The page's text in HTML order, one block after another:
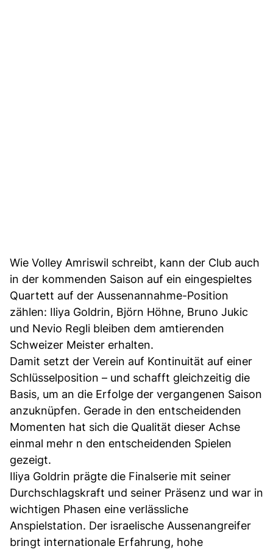
Wie Volley Amriswil schreibt, kann der Club auch
in der kommenden Saison auf ein eingespieltes
Quartett auf der Aussenannahme-Position
zählen: Iliya Goldrin, Björn Höhne, Bruno Jukic
und Nevio Regli bleiben dem amtierenden
Schweizer Meister erhalten.
Damit setzt der Verein auf Kontinuität auf einer
Schlüsselposition – und schafft gleichzeitig die
Basis, um an die Erfolge der vergangenen Saison
anzuknüpfen. Gerade in den entscheidenden
Momenten hat sich die Qualität dieser Achse
einmal mehr n den entscheidenden Spielen
gezeigt.
Iliya Goldrin prägte die Finalserie mit seiner
Durchschlagskraft und seiner Präsenz und war in
wichtigen Phasen eine verlässliche
Anspielstation. Der israelische Aussenangreifer
bringt internationale Erfahrung, hohe